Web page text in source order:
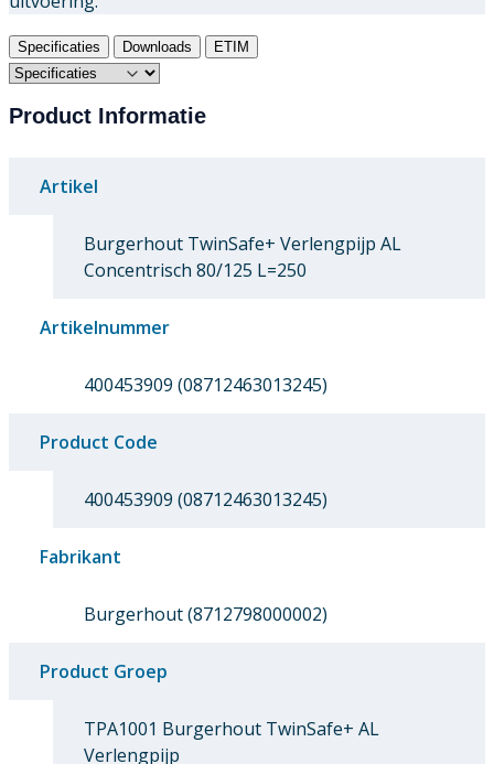
Specificaties Downloads ETIM
Product Informatie
Artikel
Burgerhout TwinSafe+ Verlengpijp AL
Concentrisch 80/125 L=250
Artikelnummer
400453909 (08712463013245)
Product Code
400453909 (08712463013245)
Fabrikant
Burgerhout (8712798000002)
Product Groep
TPA1001 Burgerhout TwinSafe+ AL
Verlengpijp